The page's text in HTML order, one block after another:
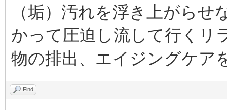
（垢）汚れを浮き上がら
かって圧迫し流して行くリ
物の排出、エイジングケア
Find